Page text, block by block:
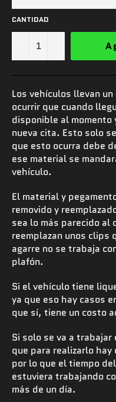
CANTIDAD
Los vehículos llevan
ocurrir que cuando
disponible al momento
nueva cita. Esto solo
que esto ocurra debe
ese material se
vehículo.
El material y
removido y
sea lo más parecido al
reemplazan unos clips
agarre no se trabaja
plafón.
Si el vehículo tiene
ya que eso hay casos
que sí, tiene un costo
Si solo se va a
que para realizarlo
por lo que el tiempo
estuviera trabajando
más de un día.